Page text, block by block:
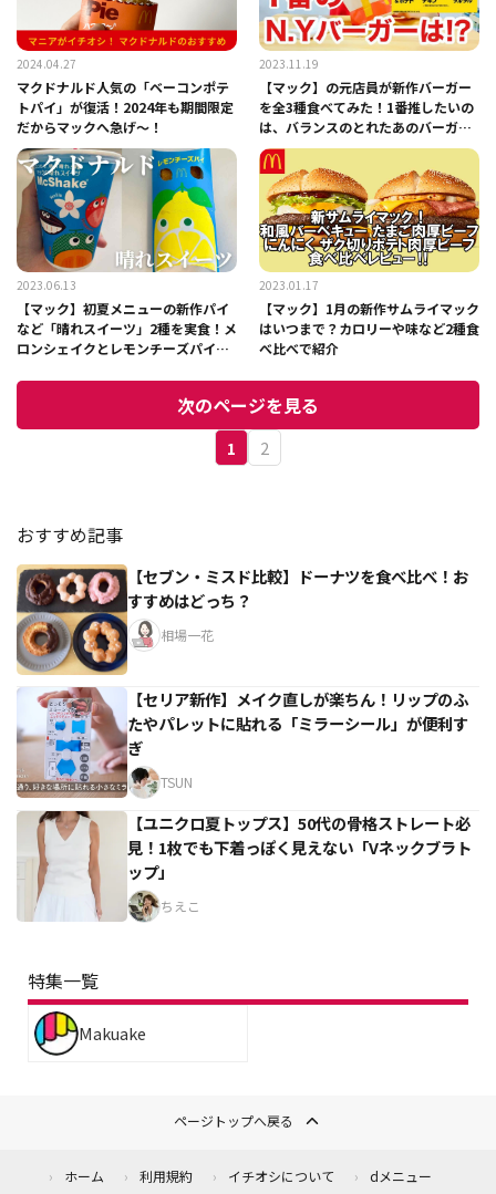
2024.04.27
マクドナルド人気の「ベーコンポテ
トパイ」が復活！2024年も期間限定
だからマックへ急げ～！
2023.11.19
【マック】の元店員が新作バーガー
を全3種食べてみた！1番推したいの
は、バランスのとれたあのバーガ
ー！
2023.06.13
【マック】初夏メニューの新作パイ
など「晴れスイーツ」2種を実食！メ
ロンシェイクとレモンチーズパイは
2023.01.17
【マック】1月の新作サムライマック
はいつまで？カロリーや味など2種食
べ比べで紹介
次のページを見る
1 2
おすすめ記事
【セブン・ミスド比較】ドーナツを食べ比べ！お
すすめはどっち？
相場一花
【セリア新作】メイク直しが楽ちん！リップのふ
たやパレットに貼れる「ミラーシール」が便利す
ぎ
TSUN
【ユニクロ夏トップス】50代の骨格ストレート必
見！1枚でも下着っぽく見えない「Vネックブラト
ップ」
ちえこ
特集一覧
Makuake
ページトップへ戻る
ホーム 利用規約 イチオシについて dメニュー